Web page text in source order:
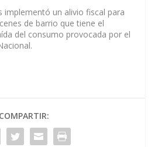
implementó un alivio fiscal para
de barrio que tiene el
del consumo provocada por el
COMPARTIR: